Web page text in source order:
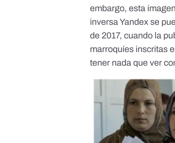
embargo, esta
inversa Yandex se
de 2017, cuando la
marroquíes inscritas
tener nada que ver